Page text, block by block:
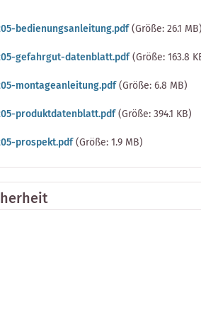
bedienungsanleitung.pdf(Größe: 26.1
gefahrgut-datenblatt.pdf(Größe: 163.8
montageanleitung.pdf(Größe: 6.8 MB)
produktdatenblatt.pdf(Größe: 394.1 KB)
prospekt.pdf(Größe: 1.9 MB)